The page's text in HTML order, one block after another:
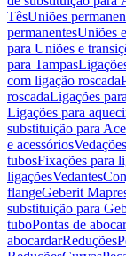
TêsUniões
permanentesUniões
para Uniões e
para Tampas
com ligação roscada
roscadaLigações
Ligações para
substituição para
e acessórios
tubosFixações para
ligaçõesVedantes
flangeGeberit
substituição para
tuboPontas de
abocardarReduções